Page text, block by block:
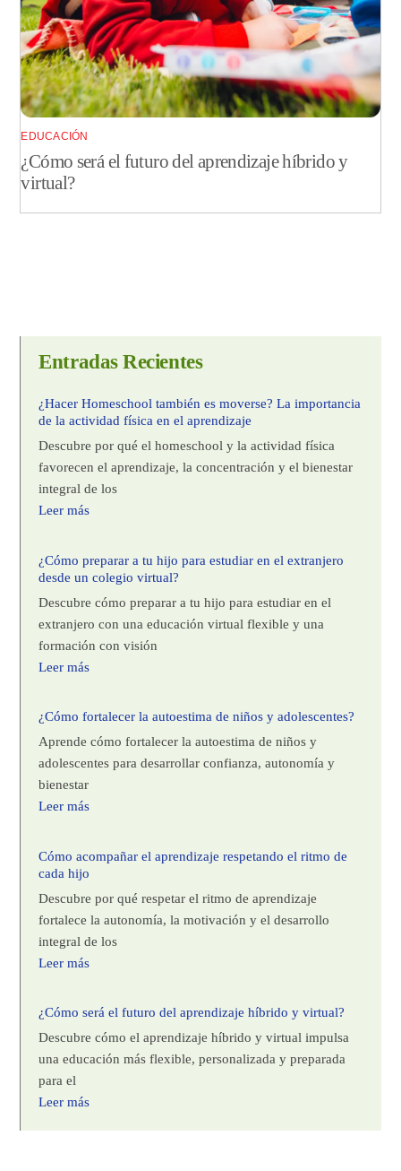
EDUCACIÓN
¿Cómo será el futuro del aprendizaje híbrido y
virtual?
Entradas Recientes
¿Hacer Homeschool también es moverse? La importancia
de la actividad física en el aprendizaje
Descubre por qué el homeschool y la actividad física
favorecen el aprendizaje, la concentración y el bienestar
integral de los
Leer más
¿Cómo preparar a tu hijo para estudiar en el extranjero
desde un colegio virtual?
Descubre cómo preparar a tu hijo para estudiar en el
extranjero con una educación virtual flexible y una
formación con visión
Leer más
¿Cómo fortalecer la autoestima de niños y adolescentes?
Aprende cómo fortalecer la autoestima de niños y
adolescentes para desarrollar confianza, autonomía y
bienestar
Leer más
Cómo acompañar el aprendizaje respetando el ritmo de
cada hijo
Descubre por qué respetar el ritmo de aprendizaje
fortalece la autonomía, la motivación y el desarrollo
integral de los
Leer más
¿Cómo será el futuro del aprendizaje híbrido y virtual?
Descubre cómo el aprendizaje híbrido y virtual impulsa
una educación más flexible, personalizada y preparada
para el
Leer más